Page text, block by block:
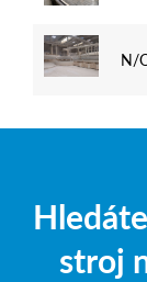
N/
stroj